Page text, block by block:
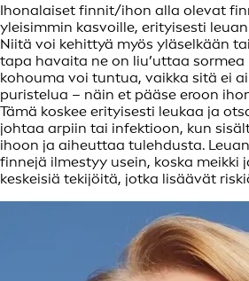
Ihonalaiset finnit/ihon alla olevat
yleisimmin kasvoille, erityisesti
Niitä voi kehittyä myös yläselkään
tapa havaita ne on liu’uttaa sormea
kohouma voi tuntua, vaikka sitä ei
puristelua – näin et pääse eroon
Tämä koskee erityisesti leukaa ja
johtaa arpiin tai infektioon, kun
ihoon ja aiheuttaa tulehdusta.
finnejä ilmestyy usein, koska meikki
keskeisiä tekijöitä, jotka lisäävät